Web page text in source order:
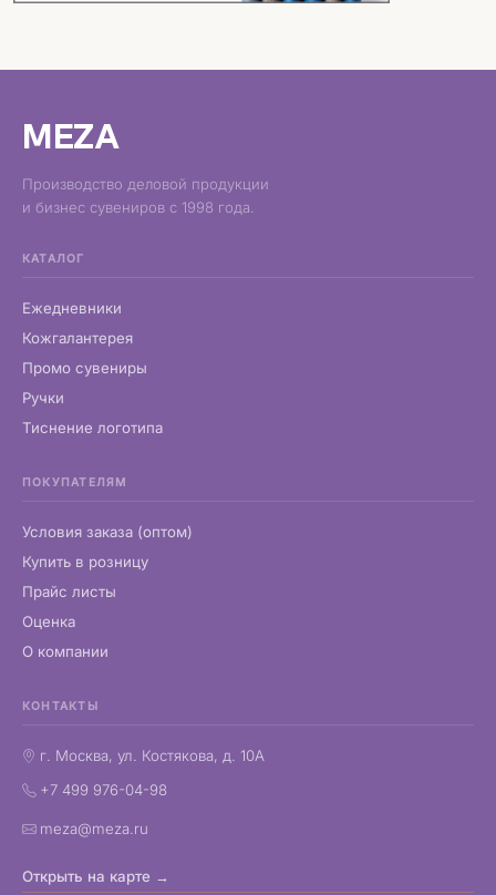
MEZA
Производство деловой продукции
и бизнес сувениров с 1998 года.
КАТАЛОГ
Ежедневники
Кожгалантерея
Промо сувениры
Ручки
Тиснение логотипа
ПОКУПАТЕЛЯМ
Условия заказа (оптом)
Купить в розницу
Прайс листы
Оценка
О компании
КОНТАКТЫ
г. Москва, ул. Костякова, д. 10А
+7 499 976-04-98
meza@meza.ru
Открыть на карте →